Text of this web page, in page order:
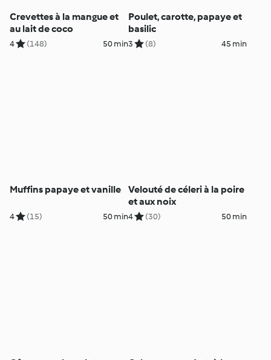
Crevettes à la mangue et
au lait de coco
4 (148) 50 min
Poulet, carotte, papaye et
basilic
3 (8) 45 min
Muffins papaye et vanille
4 (15) 50 min
Velouté de céleri à la poire
et aux noix
4 (30) 50 min